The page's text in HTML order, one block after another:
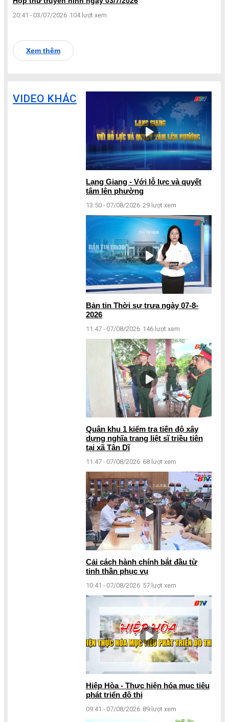
20:41 - 03/07/2026 104 lượt xem
Xem thêm
VIDEO KHÁC
Lạng Giang - Với lỗ lực và quyết
tâm lên phường
13:50 - 07/08/2026 29 lượt xem
Bản tin Thời sự trưa ngày 07-8-
2026
11:47 - 07/08/2026 146 lượt xem
Quân khu 1 kiểm tra tiến độ xây
dựng nghĩa trang liệt sĩ triều tiên
tại xã Tân Dĩ
11:47 - 07/08/2026 68 lượt xem
Cải cách hành chính bắt đầu từ
tinh thần phục vụ
10:41 - 07/08/2026 57 lượt xem
Hiệp Hòa - Thực hiện hóa mục tiêu
phát triển đô thị
09:41 - 07/08/2026 89 lượt xem